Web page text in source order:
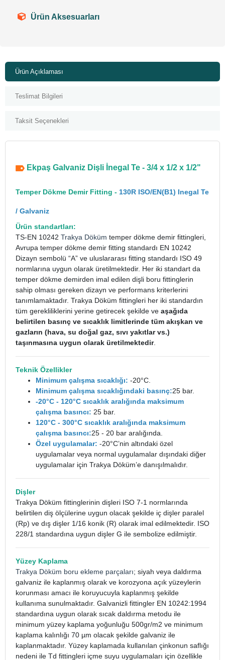
Ürün Aksesuarları
Ürün Açıklaması
Teslimat Bilgileri
Taksit Seçenekleri
Ekpaş Galvaniz Dişli İnegal Te - 3/4 x 1/2 x 1/2"
Temper Dökme Demir Fitting - 130R ISO/EN(B1) Inegal Te
/ Galvaniz
Ürün standartları:
TS-EN 10242 Trakya Döküm temper dökme demir fittingleri,
Avrupa temper dökme demir fitting standardı EN 10242
Dizayn sembolü “A” ve uluslararası fitting standardı ISO 49
normlarına uygun olarak üretilmektedir. Her iki standart da
temper dökme demirden imal edilen dişli boru fittinglerin
sahip olması gereken dizayn ve performans kriterlerini
tanımlamaktadır. Trakya Döküm fittingleri her iki standardın
tüm gerekliliklerini yerine getirecek şekilde ve aşağıda
belirtilen basınç ve sıcaklık limitlerinde tüm akışkan ve
gazların (hava, su doğal gaz, sıvı yakıtlar vs.)
taşınmasına uygun olarak üretilmektedir.
Teknik Özellikler
Minimum çalışma sıcaklığı: -20°C.
Minimum çalışma sıcaklığındaki basınç:25 bar.
-20°C - 120°C sıcaklık aralığında maksimum
çalışma basıncı: 25 bar.
120°C - 300°C sıcaklık aralığında maksimum
çalışma basıncı:25 - 20 bar aralığında.
Özel uygulamalar: -20°C’nin altındaki özel
uygulamalar veya normal uygulamalar dışındaki diğer
uygulamalar için Trakya Döküm’e danışılmalıdır.
Dişler
Trakya Döküm fittinglerinin dişleri ISO 7-1 normlarında
belirtilen diş ölçülerine uygun olacak şekilde iç dişler paralel
(Rp) ve dış dişler 1/16 konik (R) olarak imal edilmektedir. ISO
228/1 standardına uygun dişler G ile sembolize edilmiştir.
Yüzey Kaplama
Trakya Döküm boru ekleme parçaları; siyah veya daldırma
galvaniz ile kaplanmış olarak ve korozyona açık yüzeylerin
korunması amacı ile koruyucuyla kaplanmış şekilde
kullanıma sunulmaktadır. Galvanizli fittingler EN 10242:1994
standardına uygun olarak sıcak daldırma metodu ile
minimum yüzey kaplama yoğunluğu 500gr/m2 ve minimum
kaplama kalınlığı 70 µm olacak şekilde galvaniz ile
kaplanmaktadır. Yüzey kaplamada kullanılan çinkonun saflığı
nedeni ile Td fittingleri içme suyu uygulamaları için özellikle